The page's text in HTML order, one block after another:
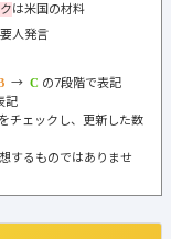
は米国の材料
人発言
→
の7段階で表記
記
チェックし、更新した数
するものではありませ